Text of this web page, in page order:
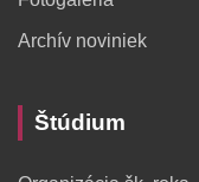
Archív noviniek
Štúdium